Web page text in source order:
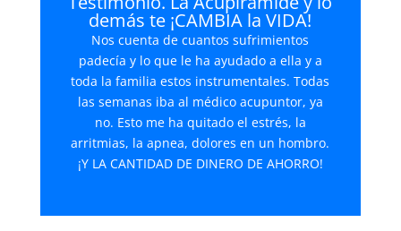
demás te ¡CAMBIA la VIDA!
Nos cuenta de cuantos sufrimientos
padecía y lo que le ha ayudado a ella y a
toda la familia estos instrumentales. Todas
las semanas iba al médico acupuntor, ya
no. Esto me ha quitado el estrés, la
arritmias, la apnea, dolores en un hombro.
¡Y LA CANTIDAD DE DINERO DE AHORRO!